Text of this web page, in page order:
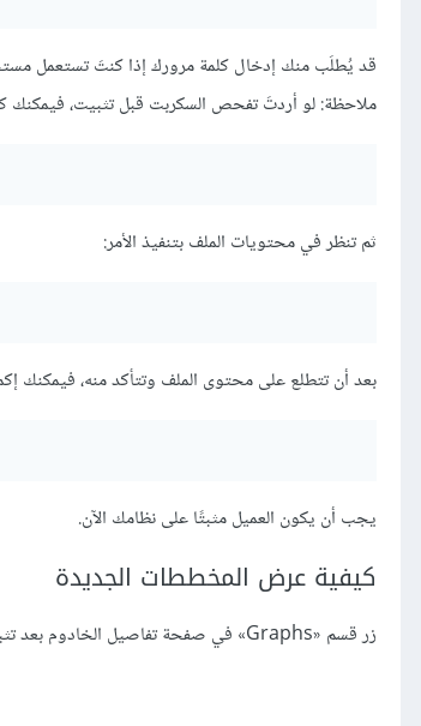
قد يُطلَب منك إدخال كلمة مرورك إذا كنتَ تستعمل
ملاحظة: لو أردتَ تفحص السكربت قبل تثبيت، فيمكنك
ثم تنظر في محتويات الملف بتنفيذ الأمر:
بعد أن تتطلع على محتوى الملف وتتأكد منه، فيمكنك
يجب أن يكون العميل مثبتًا على نظامك الآن.
كيفية عرض المخططات الجديدة
زر قسم «Graphs» في صفحة تفاصيل الخادوم بعد تثبيت العميل وتفعيله: